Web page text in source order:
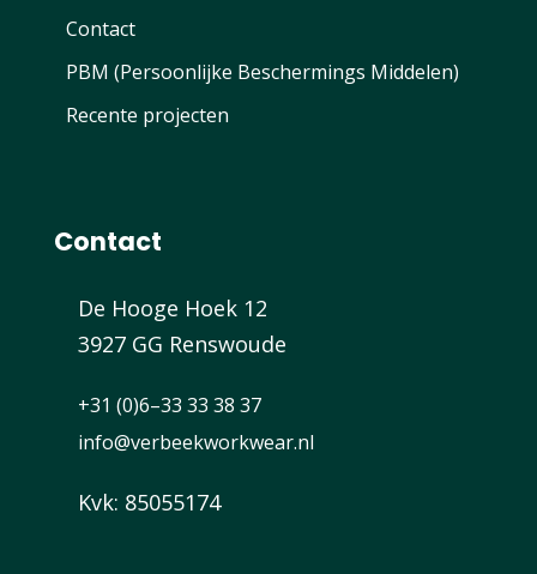
Contact
PBM (Persoonlijke Beschermings Middelen)
Recente projecten
Contact
De Hooge Hoek 12
3927 GG Renswoude
+31 (0)6–33 33 38 37
info@verbeekworkwear.nl
Kvk: 85055174